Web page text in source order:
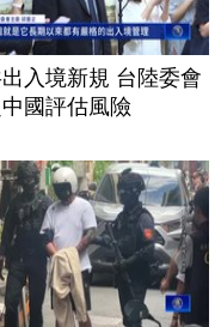
入境新規 台陸委會
國評估風險